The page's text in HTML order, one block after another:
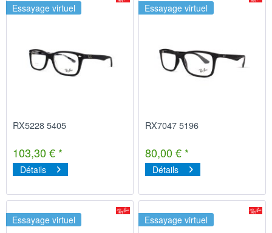
Essayage virtuel
RX5228 5405
103,30 € *
Détails
Essayage virtuel
RX7047 5196
80,00 € *
Détails
Essayage virtuel Essayage virtuel